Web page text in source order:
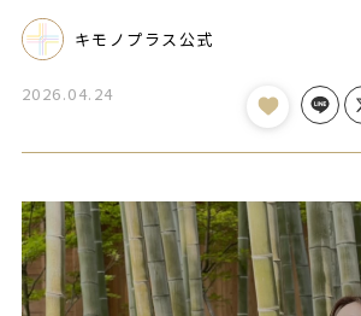
キモノプラス公式
2026.04.24 Line